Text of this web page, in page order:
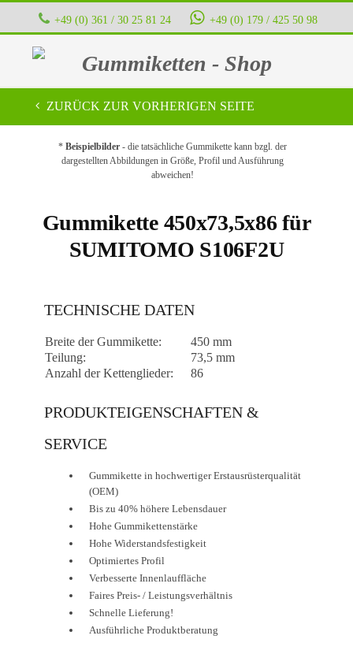
+49 (0) 361 / 30 25 81 24 +49 (0) 179 / 425 50 98
Gummiketten - Shop
ZURÜCK ZUR VORHERIGEN SEITE
*Beispielbilder - die tatsächliche Gummikette kann bzgl. der
dargestellten Abbildungen in Größe, Profil und Ausführung
abweichen!
Gummikette 450x73,5x86 für
SUMITOMO S106F2U
TECHNISCHE DATEN
Breite der Gummikette:
450 mm
Teilung:
73,5 mm
Anzahl der Kettenglieder:
86
PRODUKTEIGENSCHAFTEN &
SERVICE
Gummikette in hochwertiger Erstausrüsterqualität
(OEM)
Bis zu 40% höhere Lebensdauer
Hohe Gummikettenstärke
Hohe Widerstandsfestigkeit
Optimiertes Profil
Verbesserte Innenlauffläche
Faires Preis- / Leistungsverhältnis
Schnelle Lieferung!
Ausführliche Produktberatung